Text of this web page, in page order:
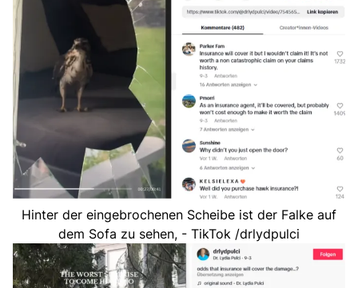
Hinter der eingebrochenen Scheibe ist der Falke auf
dem Sofa zu sehen, - TikTok /drlydpulci